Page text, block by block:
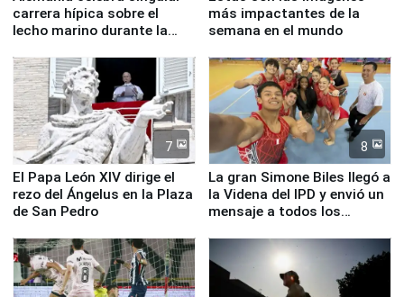
carrera hípica sobre el
lecho marino durante la
más impactantes de la
semana en el mundo
7
El Papa León XIV dirige el
rezo del Ángelus en la Plaza
de San Pedro
8
La gran Simone Biles llegó a
la Videna del IPD y envió un
mensaje a todos los